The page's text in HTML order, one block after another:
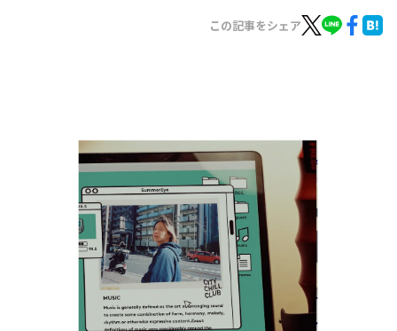
お知らせ
イベント・グッズ
YouTube
会社情報
この記事をシェア